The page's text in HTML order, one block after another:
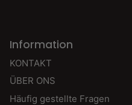
Information
KONTAKT
ÜBER ONS
Häufig gestellte Fragen